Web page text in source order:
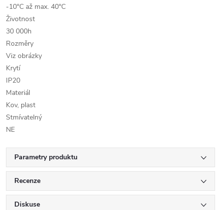
-10°C až max. 40°C
Životnost
30 000h
Rozměry
Viz obrázky
Krytí
IP20
Materiál
Kov, plast
Stmívatelný
NE
Parametry produktu
Recenze
Diskuse